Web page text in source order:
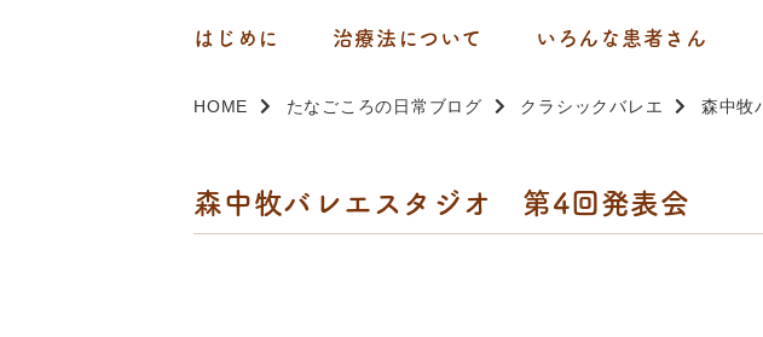
はじめに 治療法について いろんな患者さん
HOME たなごころの日常ブログ クラシックバレエ 森中牧
森中牧バレエスタジオ 第4回発表会